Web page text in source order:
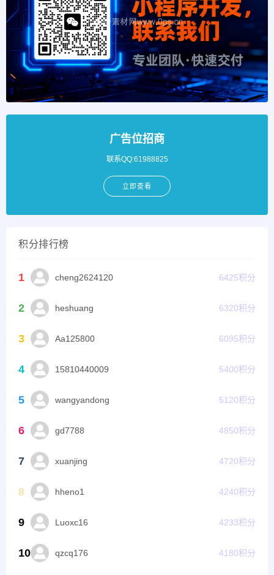
广告位招商
联系QQ:61988825
立即查看
积分排行榜
1 cheng2624120 6425积分
2 heshuang 6320积分
3 Aa125800 6095积分
4 15810440009 5400积分
5 wangyandong 5120积分
6 gd7788 4850积分
7 xuanjing 4720积分
8 hheno1 4240积分
9 Luoxc16 4233积分
10 qzcq176 4180积分